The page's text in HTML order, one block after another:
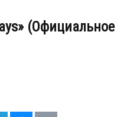
(Официальное